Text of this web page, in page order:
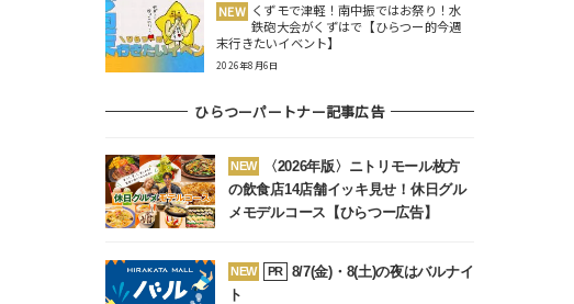
NEW くずモで津軽！南中振ではお祭り！水
鉄砲大会がくずはで【ひらつー的今週
末行きたいイベント】
2026年8月6日
ひらつーパートナー記事広告
NEW
〈2026年版〉ニトリモール枚方
の飲食店14店舗イッキ見せ！休日グル
メモデルコース【ひらつー広告】
NEW PR
8/7(金)・8(土)の夜はバルナイ
ト